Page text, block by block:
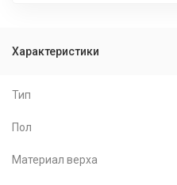
Характеристики
Тип
Пол
Материал верха